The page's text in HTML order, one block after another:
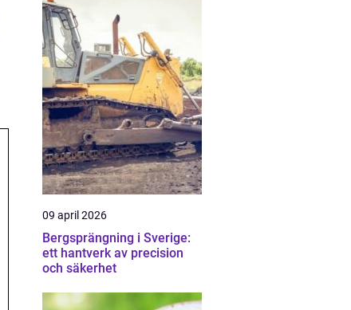
09 april 2026
Bergsprängning i Sverige:
ett hantverk av precision
och säkerhet